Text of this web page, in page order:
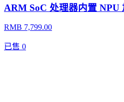
ARM SoC 处理器内置 NPU
RMB 7,799.00
已售 0